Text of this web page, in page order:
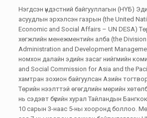
Нэгдсэн үндэстний байгууллагын (НҮБ)
асуудлын эрхэлсэн газрын (the United
Economic and Social Affairs – UN DESA)
хөгжлийн менежментийн алба (the
Administration and Development
номхон далайн эдийн засаг нийгмийн
and Social Commission for Asia and the
хамтран зохион байгуулсан Азийн
Төрийн нээлттэй өгөгдлийн мөрийн
нь сэдэвт бүсийн хурал Тайландын
10 сарын 3-наас 5-ны хооронд боллоо. Мөн